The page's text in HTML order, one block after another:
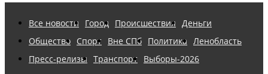
Все новости Город Происшествия Деньги
Общество Спорт Вне СПб Политика Ленобласть
Пресс-релизы Транспорт Выборы-2026